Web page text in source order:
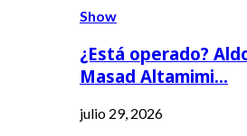
Show
¿Está operado?
Masad Altamimi…
julio 29, 2026